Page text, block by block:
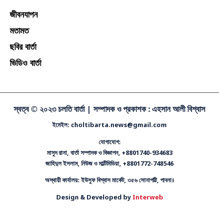
জীবনযাপন
মতামত
ছবির বার্তা
ভিডিও বার্তা
স্বত্ব © ২০২৩ চলতি বার্তা | সম্পাদক ও প্রকাশক : এহসান আলী বিশ্বাস
ইমেইল: choltibarta.news@gmail.com
যোগাযোগ:
মাসুদ রানা, বার্তা সম্পাদক ও বিজ্ঞাপন, +8801740-934683
জাহিদুল ইসলাম, নিউজ ও মাল্টিমিডিয়া, +8801772-748546
অস্থায়ী কার্যালয়: ইউসুফ বিশ্বাস মার্কেট, ৩৫৬ সোনাপট্টি, পাবনা।
Design & Developed by Interweb